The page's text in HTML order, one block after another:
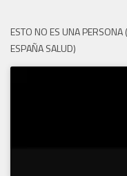
ESTO NO ES UNA
ESPAÑA SALUD)